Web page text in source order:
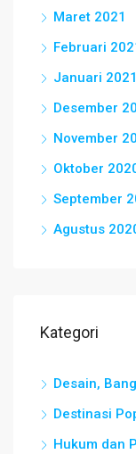
Maret 2021
Februari
Januari 2021
Desember
November
Oktober
September
Agustus
Kategori
Desain,
Destinasi
Hukum dan